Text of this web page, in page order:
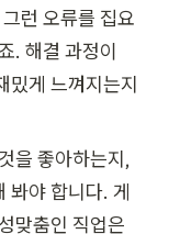
런 오류를 집요
. 해결 과정이
밌게 느껴지는지
을 좋아하는지,
봐야 합니다. 게
맞춤인 직업은